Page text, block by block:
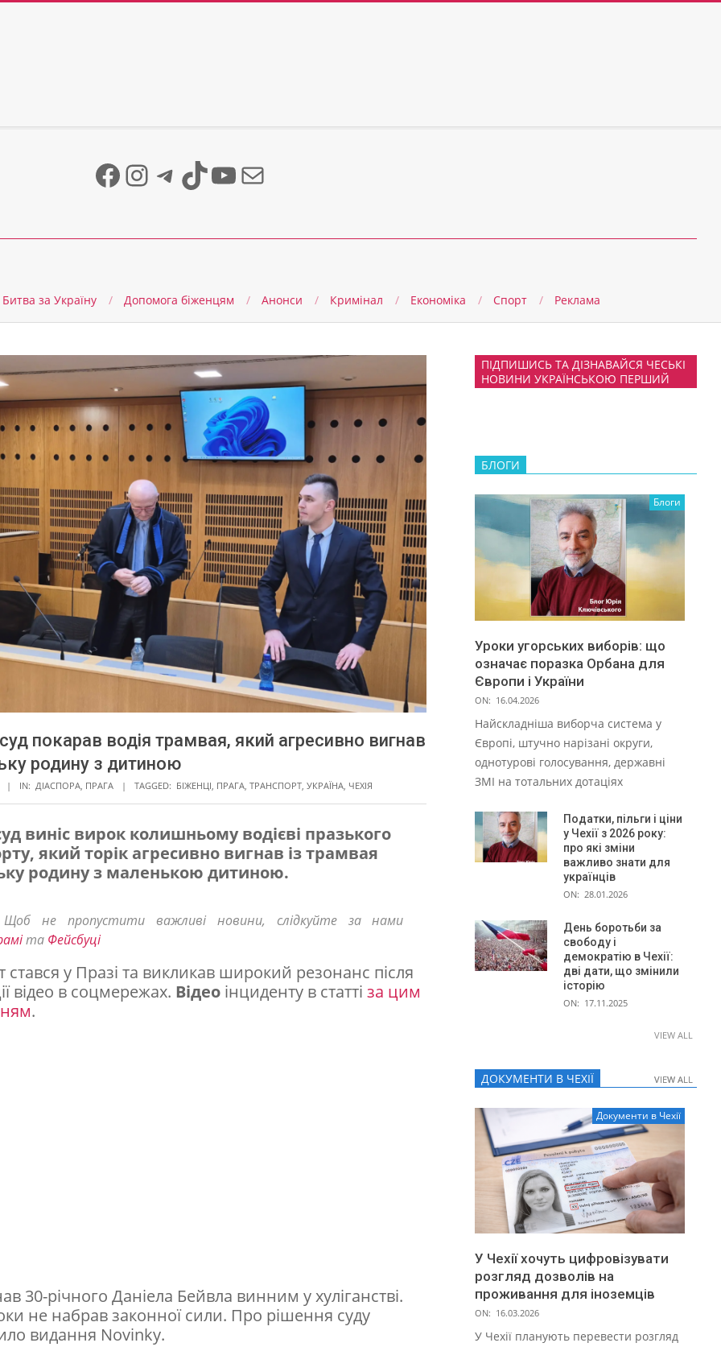
Facebook
Instagram
Telegram
TikTok
YouTube
Mail
Битва за Україну Допомога біженцям Анонси Кримінал Економіка Спорт Реклама
покарав водія трамвая, який агресивно вигнав
родину з дитиною
IN: ДІАСПОРА ПРАГА TAGGED: БІЖЕНЦІ ПРАГА ТРАНСПОРТ УКРАЇНА ЧЕХІЯ
виніс вирок колишньому водієві празького
який торік агресивно вигнав із трамвая
родину з маленькою дитиною.
Щоб не пропустити важливі новини, слідкуйте за нами
та Фейсбуці
стався у Празі та викликав широкий резонанс після
відео в соцмережах. Відео інциденту в статті за цим
.
30-річного Даніела Бейвла винним у хуліганстві.
не набрав законної сили. Про рішення суду
видання Novinky.
ПІДПИШИСЬ ТА ДІЗНАВАЙСЯ ЧЕСЬКІ
НОВИНИ УКРАЇНСЬКОЮ ПЕРШИЙ
БЛОГИ
Блоги
Уроки угорських виборів: що
означає поразка Орбана для
Європи і України
ON: 16.04.2026
Найскладніша виборча система у
Європі, штучно нарізані округи,
однотурові голосування, державні
ЗМІ на тотальних дотаціях
Податки, пільги і ціни
у Чехії з 2026 року:
про які зміни
важливо знати для
українців
ON: 28.01.2026
День боротьби за
свободу і
демократію в Чехії:
дві дати, що змінили
історію
ON: 17.11.2025
VIEW ALL
ДОКУМЕНТИ В ЧЕХІЇ VIEW ALL
Документи в Чехії
У Чехії хочуть цифровізувати
розгляд дозволів на
проживання для іноземців
ON: 16.03.2026
У Чехії планують перевести розгляд
VIEW ALL